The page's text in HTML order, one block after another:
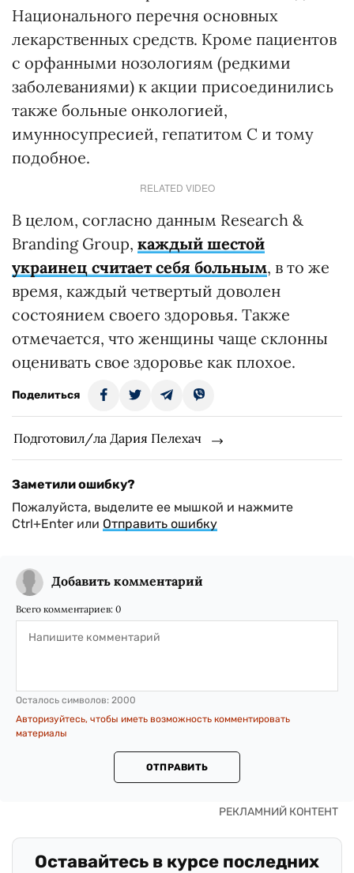
Национального перечня основных
лекарственных средств. Кроме пациентов
с орфанными нозологиям (редкими
заболеваниями) к акции присоединились
также больные онкологией,
имунносупресией, гепатитом С и тому
подобное.
RELATED VIDEO
В целом, согласно данным Research &
Branding Group, каждый шестой
украинец считает себя больным, в то же
время, каждый четвертый доволен
состоянием своего здоровья. Также
отмечается, что женщины чаще склонны
оценивать свое здоровье как плохое.
Поделиться
Подготовил/ла Дария Пелехач
Заметили ошибку?
Пожалуйста, выделите ее мышкой и нажмите
Ctrl+Enter или Отправить ошибку
Добавить комментарий
Всего комментариев: 0
Осталось символов: 2000
Авторизуйтесь, чтобы иметь возможность комментировать
материалы
ОТПРАВИТЬ
Оставайтесь в курсе последних